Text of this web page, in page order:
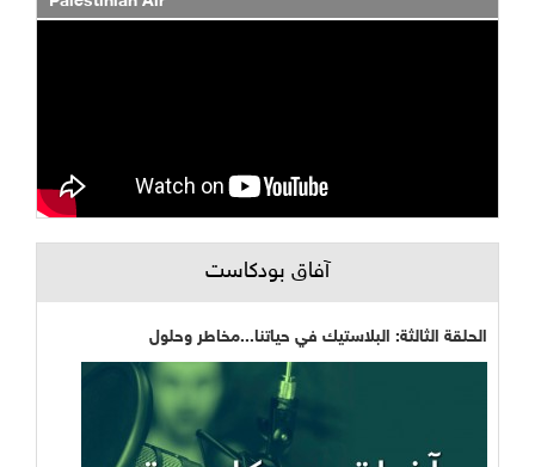
آفاق بودكاست
الحلقة الثالثة: البلاستيك في حياتنا...مخاطر وحلول